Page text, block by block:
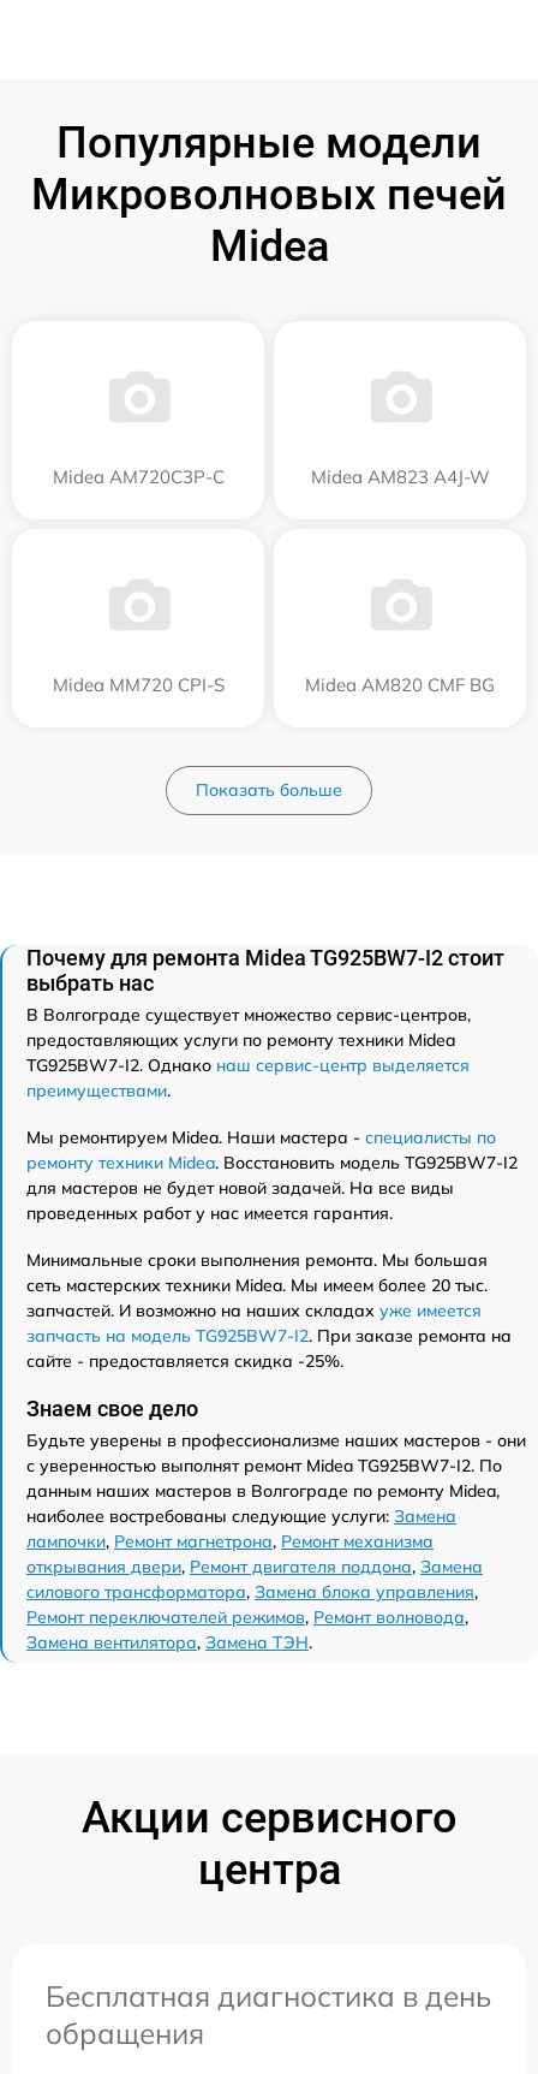
Популярные модели
Микроволновых печей
Midea
Midea AM720C3P-C Midea AM823 A4J-W
Midea MM720 CPI-S Midea AM820 CMF BG
Показать больше
Почему для ремонта Midea TG925BW7-I2 стоит
выбрать нас
В Волгограде существует множество сервис-центров,
предоставляющих услуги по ремонту техники Midea
TG925BW7-I2. Однако наш сервис-центр выделяется
преимуществами.
Мы ремонтируем Midea. Наши мастера - специалисты по
ремонту техники Midea. Восстановить модель TG925BW7-I2
для мастеров не будет новой задачей. На все виды
проведенных работ у нас имеется гарантия.
Минимальные сроки выполнения ремонта. Мы большая
сеть мастерских техники Midea. Мы имеем более 20 тыс.
запчастей. И возможно на наших складах уже имеется
запчасть на модель TG925BW7-I2. При заказе ремонта на
сайте - предоставляется скидка -25%.
Знаем свое дело
Будьте уверены в профессионализме наших мастеров - они
с уверенностью выполнят ремонт Midea TG925BW7-I2. По
данным наших мастеров в Волгограде по ремонту Midea,
наиболее востребованы следующие услуги: Замена
лампочки, Ремонт магнетрона, Ремонт механизма
открывания двери, Ремонт двигателя поддона, Замена
силового трансформатора, Замена блока управления,
Ремонт переключателей режимов, Ремонт волновода,
Замена вентилятора, Замена ТЭН.
Акции сервисного
центра
Бесплатная диагностика в день
обращения